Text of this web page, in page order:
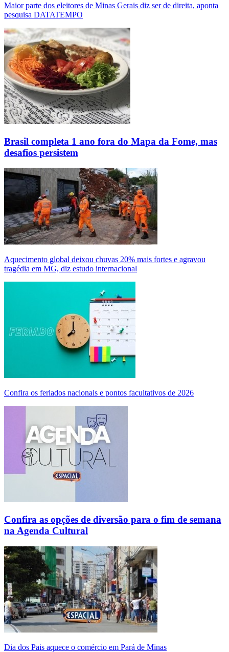
Maior parte dos eleitores de Minas Gerais diz ser de direita, aponta
pesquisa DATATEMPO
Brasil completa 1 ano fora do Mapa da Fome, mas
desafios persistem
Aquecimento global deixou chuvas 20% mais fortes e agravou
tragédia em MG, diz estudo internacional
Confira os feriados nacionais e pontos facultativos de 2026
Confira as opções de diversão para o fim de semana
na Agenda Cultural
Dia dos Pais aquece o comércio em Pará de Minas